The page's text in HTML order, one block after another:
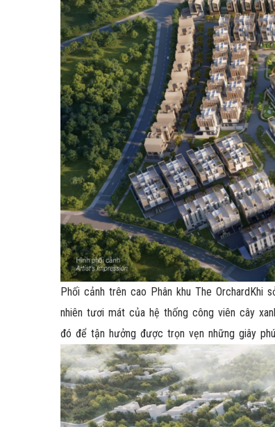
Phối cảnh trên cao Phân khu The OrchardKhi
nhiên tươi mát của hệ thống công viên cây
đó để tận hưởng được trọn vẹn những giây